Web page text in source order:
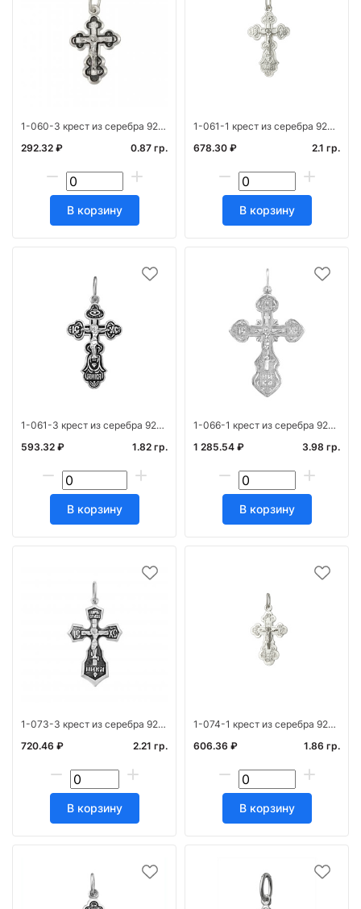
1-060-3 крест из серебра 925* с частичным чернен
292.32 ₽
0.87 гр.
В корзину
1-061-1 крест из серебра 925* штамп белый
678.30 ₽
2.1 гр.
В корзину
1-061-3 крест из серебра 925* с частичным чернен
593.32 ₽
1.82 гр.
В корзину
1-066-1 крест из серебра 925* штамп белый
1 285.54 ₽
3.98 гр.
В корзину
1-073-3 крест из серебра 925* с частичным чернен
720.46 ₽
2.21 гр.
В корзину
1-074-1 крест из серебра 925* штамп белый
606.36 ₽
1.86 гр.
В корзину